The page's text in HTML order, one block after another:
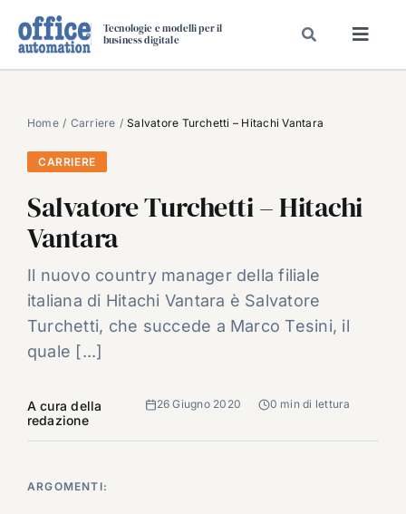
Tecnologie e modelli per il
business digitale
SPECIAL PAPER
TAVOLE ROTONDE DI REDAZIONE
CARRIERE
VIDEO
EVENTI
CHI SIAMO
Home Carriere Salvatore Turchetti – Hitachi Vantara
CARRIERE
Salvatore Turchetti – Hitachi
Vantara
Il nuovo country manager della filiale
italiana di Hitachi Vantara è Salvatore
Turchetti, che succede a Marco Tesini, il
quale [...]
A cura della
redazione
26 Giugno 2020 0 min di lettura
ARGOMENTI: